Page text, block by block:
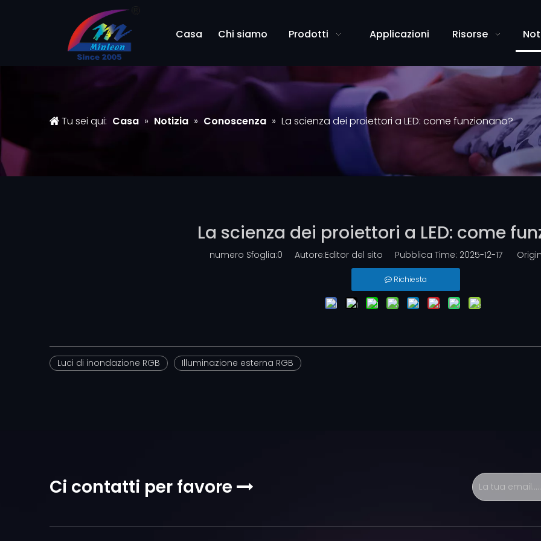
Casa Chi siamo Prodotti Applicazioni Risorse
Tu sei qui: Casa » Notizia » Conoscenza » La scienza dei proiettori a LED: come funzionano?
La scienza dei proiettori a LED: come
numero Sfoglia:0 Autore:Editor del sito Pubblica Time: 2025-12-17
Richiesta
Luci di inondazione RGB Illuminazione esterna RGB
Ci contatti per favore 